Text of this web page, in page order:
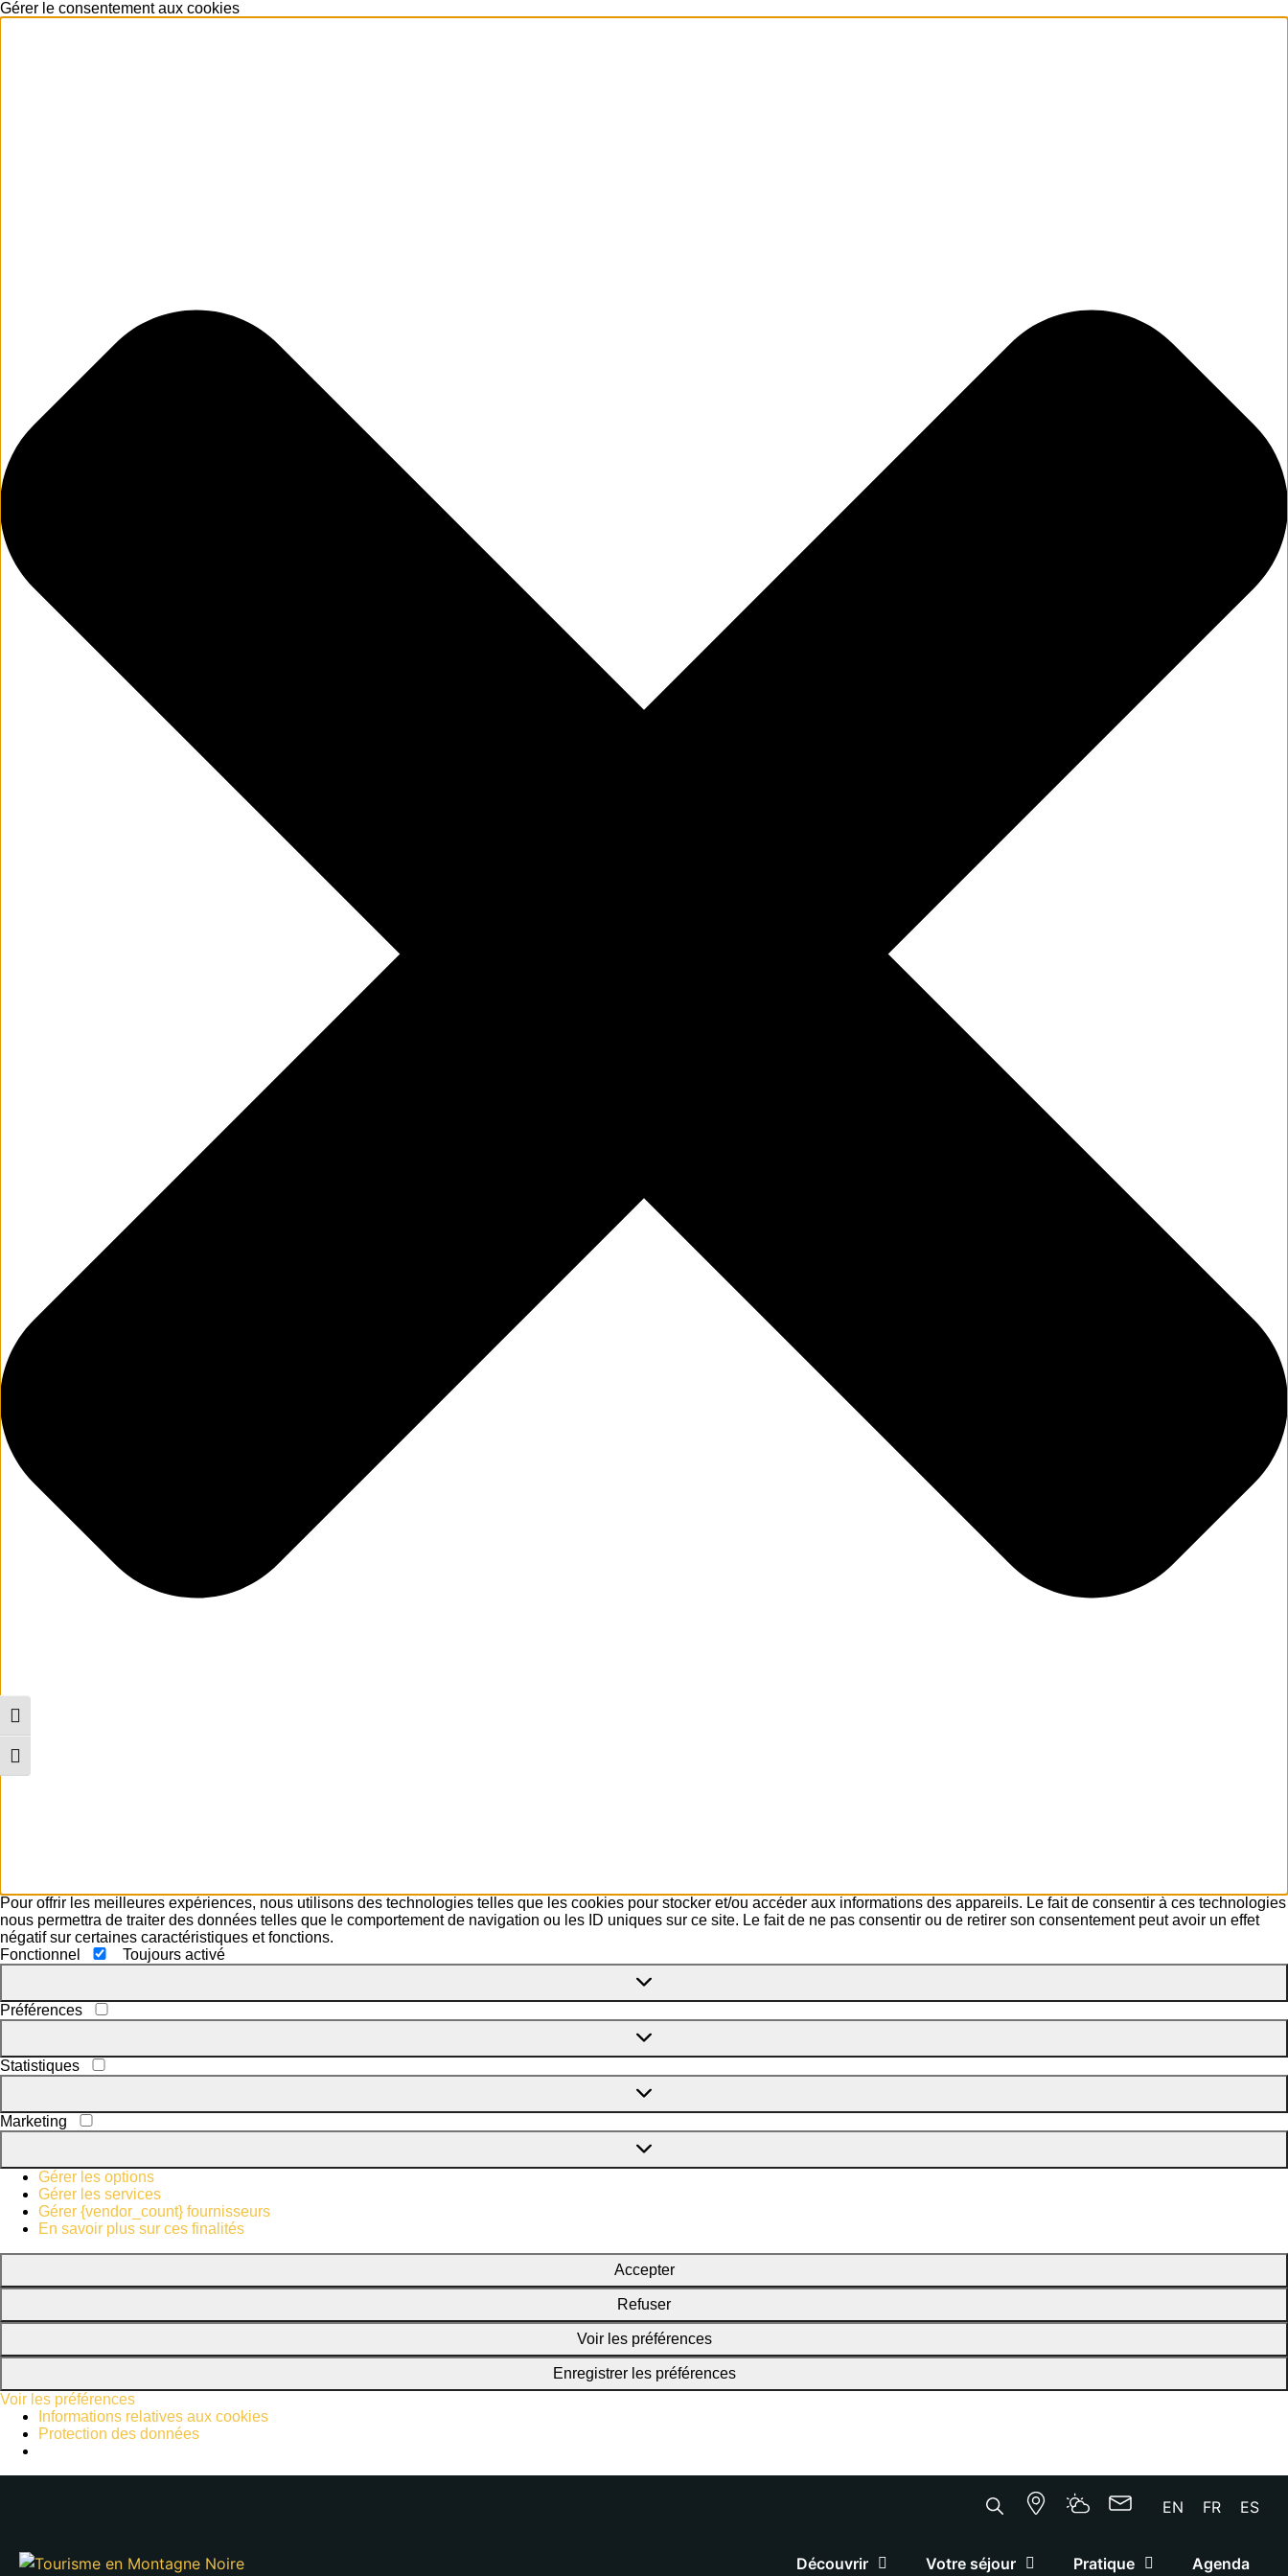
Gérer le consentement aux cookies
Pour offrir les meilleures expériences, nous utilisons des technologies telles que les cookies pour stocker et/ou accéder aux informations des appareils. Le fait de consentir à ces technologies
nous permettra de traiter des données telles que le comportement de navigation ou les ID uniques sur ce site. Le fait de ne pas consentir ou de retirer son consentement peut avoir un effet
négatif sur certaines caractéristiques et fonctions.
Fonctionnel
Toujours activé
Préférences
Statistiques
Marketing
Gérer les options
Gérer les services
Gérer {vendor_count} fournisseurs
En savoir plus sur ces finalités
Accepter
Refuser
Voir les préférences
Enregistrer les préférences
Voir les préférences
Informations relatives aux cookies
Protection des données
Passer en contraste élevé
Changer la taille de la police
EN FR ES
Découvrir Votre séjour Pratique Agenda